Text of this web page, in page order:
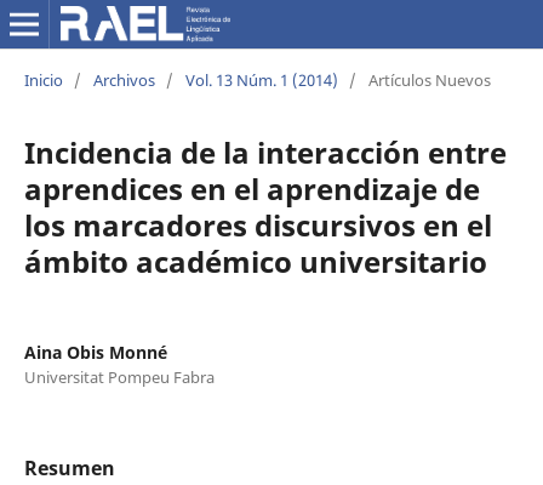
Inicio / Archivos / Vol. 13 Núm. 1 (2014) / Artículos Nuevos
Incidencia de la interacción entre
aprendices en el aprendizaje de
los marcadores discursivos en el
ámbito académico universitario
Aina Obis Monné
Universitat Pompeu Fabra
Resumen